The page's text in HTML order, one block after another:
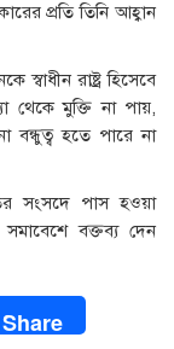
প্রতি তিনি আহ্বান
স্বাধীন রাষ্ট্র হিসেবে
থেকে মুক্তি না পায়,
বন্ধুত্ব হতে পারে না
সংসদে পাস হওয়া
বক্তব্য দেন
Share